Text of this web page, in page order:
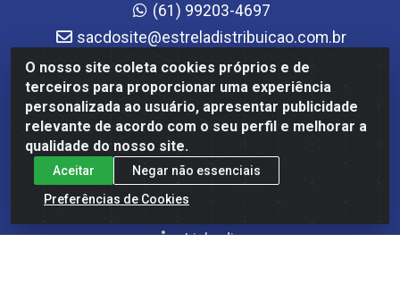
O nosso site coleta cookies próprios e de
terceiros para proporcionar uma experiência
personalizada ao usuário, apresentar publicidade
relevante de acordo com o seu perfil e melhorar a
qualidade do nosso site.
Aceitar
Negar não essenciais
Preferências de Cookies
(61) 99203-4697
sacdosite@estreladistribuicao.com.br
Atendimento de segunda a sexta-feira das 08h às
12h e das 13h30 às 17h30
Redes Sociais
Instagram
Facebook
Linkedin